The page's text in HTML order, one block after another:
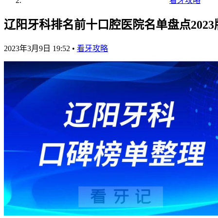
辽阳牙科排名前十口腔医院名单盘点2023
2023年3月9日 19:52 • 看牙攻略